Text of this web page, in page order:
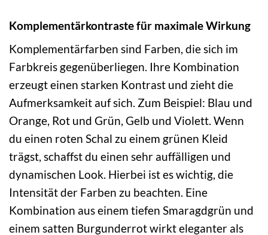
Komplementärkontraste für maximale Wirkung
Komplementärfarben sind Farben, die sich im
Farbkreis gegenüberliegen. Ihre Kombination
erzeugt einen starken Kontrast und zieht die
Aufmerksamkeit auf sich. Zum Beispiel: Blau und
Orange, Rot und Grün, Gelb und Violett. Wenn
du einen roten Schal zu einem grünen Kleid
trägst, schaffst du einen sehr auffälligen und
dynamischen Look. Hierbei ist es wichtig, die
Intensität der Farben zu beachten. Eine
Kombination aus einem tiefen Smaragdgrün und
einem satten Burgunderrot wirkt eleganter als